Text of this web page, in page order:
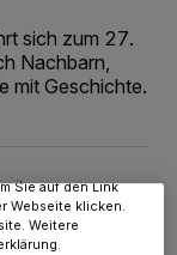
sich zum 27.
Nachbarn,
mit Geschichte.
auf
eindeutige
OK aktivieren Sie
Partner
Sie auf den Link
Webseite klicken.
Weitere